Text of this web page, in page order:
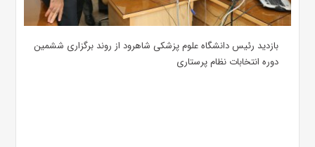
بازدید رئیس دانشگاه علوم پزشکی شاهرود از روند برگزاری ششمین
دوره انتخابات نظام پرستاری